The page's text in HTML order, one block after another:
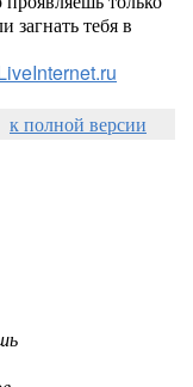
загнать тебя в
к полной версии